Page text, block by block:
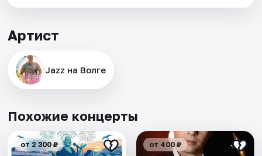
Артист
Jazz на Волге
Похожие концерты
от 2 300 ₽ от 400 ₽